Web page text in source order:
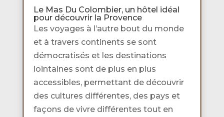
Le Mas Du Colombier, un hôtel idéal
pour découvrir la Provence
Les voyages à l’autre bout du monde
et à travers continents se sont
démocratisés et les destinations
lointaines sont de plus en plus
accessibles, permettant de découvrir
des cultures différentes, des pays et
façons de vivre différentes tout en